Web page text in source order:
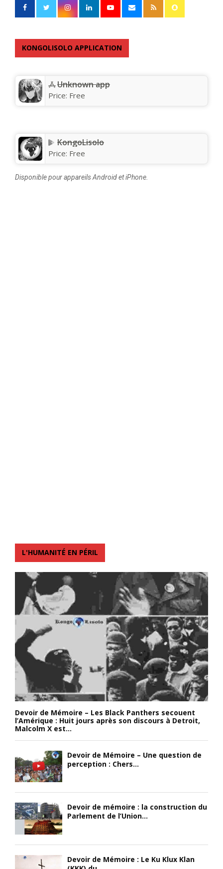
KONGOLISOLO APPLICATION
Unknown app
Price: Free
KongoLisolo
Price: Free
Disponible pour appareils Android et iPhone.
L'HUMANITÉ EN PÉRIL
Devoir de Mémoire – Les Black Panthers secouent
l’Amérique : Huit jours après son discours à Detroit,
Malcolm X est...
Devoir de Mémoire – Une question de
perception : Chers...
Devoir de mémoire : la construction du
Parlement de l’Union...
Devoir de Mémoire : Le Ku Klux Klan